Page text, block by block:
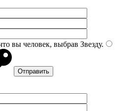
вы человек, выбрав Звезду.